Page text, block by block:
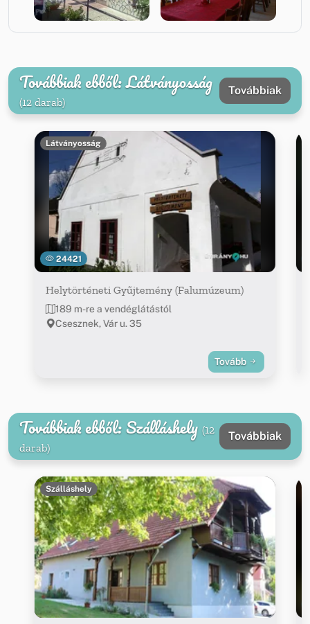
Továbbiak ebből: Látványosság
(12 darab)
Továbbiak
24421
Látványosság
Helytörténeti Gyűjtemény (Falumúzeum)
189 m-re a vendéglátástól
Csesznek, Vár u. 35
Tovább
Továbbiak ebből: Szálláshely (12
darab)
Továbbiak
Szálláshely